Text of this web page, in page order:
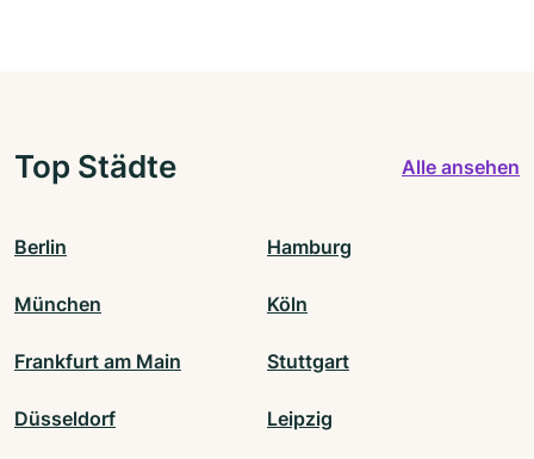
Top Städte Alle ansehen
Berlin Hamburg
München Köln
Frankfurt am Main Stuttgart
Düsseldorf Leipzig